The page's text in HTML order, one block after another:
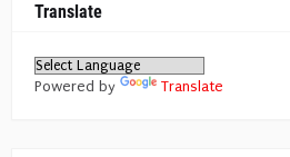
Translate
Powered by Translate